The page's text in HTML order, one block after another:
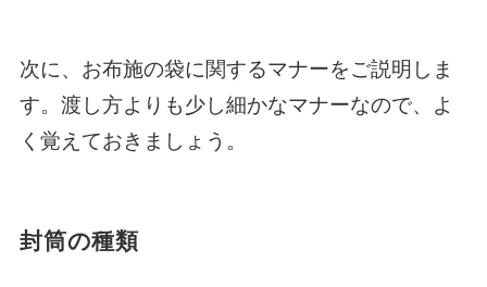
次に、お布施の袋に関するマナーをご説明しま
す。渡し方よりも少し細かなマナーなので、よ
く覚えておきましょう。
封筒の種類